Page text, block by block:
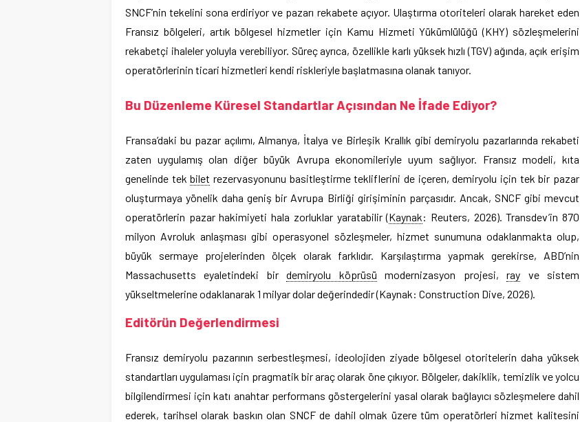
SNCF’nin tekelini sona erdiriyor ve pazarı rekabete açıyor. Ulaştırma otoriteleri olarak hareket eden
Fransız bölgeleri, artık bölgesel hizmetler için Kamu Hizmeti Yükümlülüğü (KHY) sözleşmelerini
rekabetçi ihaleler yoluyla verebiliyor. Süreç ayrıca, özellikle karlı yüksek hızlı (TGV) ağında, açık erişim
operatörlerinin ticari hizmetleri kendi riskleriyle başlatmasına olanak tanıyor.
Bu Düzenleme Küresel Standartlar Açısından Ne İfade Ediyor?
Fransa’daki bu pazar açılımı, Almanya, İtalya ve Birleşik Krallık gibi demiryolu pazarlarında rekabeti
zaten uygulamış olan diğer büyük Avrupa ekonomileriyle uyum sağlıyor. Fransız modeli, kıta
genelinde tekbilet rezervasyonunu basitleştirme tekliflerini de içeren, demiryolu için tek bir pazar
oluşturmaya yönelik daha geniş bir Avrupa Birliği girişiminin parçasıdır. Ancak, SNCF gibi mevcut
operatörlerin pazar hakimiyeti hala zorluklar yaratabilir (Kaynak: Reuters, 2026). Transdev’in 870
milyon Avroluk anlaşması gibi operasyonel sözleşmeler, hizmet sunumuna odaklanmakta olup,
büyük sermaye projelerinden ölçek olarak farklıdır. Karşılaştırma yapmak gerekirse, ABD’nin
Massachusetts eyaletindeki birdemiryolu köprüsü modernizasyon projesi,ray ve sistem
yükseltmelerine odaklanarak 1 milyar dolar değerindedir (Kaynak: Construction Dive, 2026).
Editörün Değerlendirmesi
Fransız demiryolu pazarının serbestleşmesi, ideolojiden ziyade bölgesel otoritelerin daha yüksek
standartları uygulaması için pragmatik bir araç olarak öne çıkıyor. Bölgeler, dakiklik, temizlik ve yolcu
bilgilendirmesi için katı anahtar performans göstergelerini yasal olarak bağlayıcı sözleşmelere dahil
ederek, tarihsel olarak baskın olan SNCF de dahil olmak üzere tüm operatörleri hizmet kalitesini